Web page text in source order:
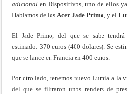
adicional en Dispositivos, uno de ellos
Hablamos de losAcer Jade Primo, y el
El Jade Primo, del que se sabe
estimado: 370 euros (400 dolares). Se
quese lance en Francia en 400 euros.
Por otro lado, tenemos nuevo Lumia a la
del que se filtraron unos renders de